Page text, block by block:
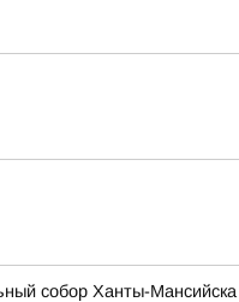
собор Ханты-Мансийска